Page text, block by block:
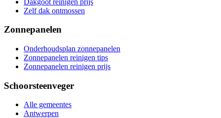
Zelf dak ontmossen
Zonnepanelen
Onderhoudsplan zonnepanelen
Zonnepanelen reinigen tips
Zonnepanelen reinigen prijs
Schoorsteenveger
Alle gemeentes
Antwerpen